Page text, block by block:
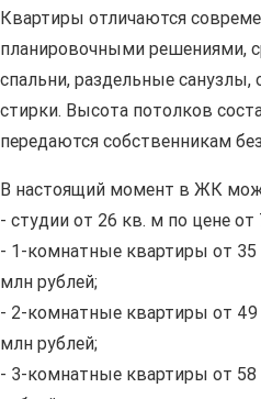
Квартиры отличаются
планировочными решениями,
спальни, раздельные
стирки. Высота потолков
передаются собственникам
В настоящий момент в ЖК
- студии от 26 кв. м по цене от
- 1-комнатные квартиры от
млн рублей;
- 2-комнатные квартиры от
млн рублей;
- 3-комнатные квартиры от